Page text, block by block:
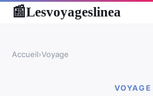
📰Lesvoyageslinea
Accueil›Voyage
VOYAGE